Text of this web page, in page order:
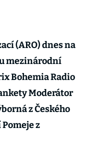
(ARO) dnes na
mezinárodní
Bohemia Radio
Moderátor
z Českého
z